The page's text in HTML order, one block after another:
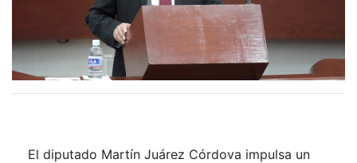
El diputado Martín Juárez Córdova impulsa un